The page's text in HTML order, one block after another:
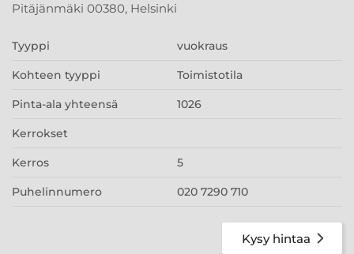
Pitäjänmäki 00380, Helsinki
Tyyppi vuokraus
Kohteen tyyppi Toimistotila
Pinta-ala yhteensä 1026
Kerrokset
Kerros 5
Puhelinnumero 020 7290 710
Kysy hintaa